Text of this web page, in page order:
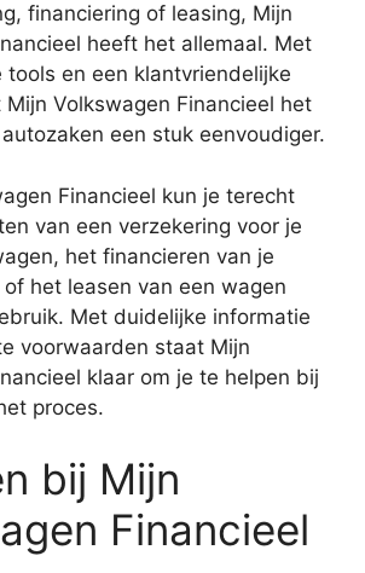
financiering of leasing, Mijn
heeft het allemaal. Met
tools en een klantvriendelijke
Volkswagen Financieel het
een stuk eenvoudiger.
Financieel kun je terecht
van een verzekering voor je
het financieren van je
het leasen van een wagen
Met duidelijke informatie
voorwaarden staat Mijn
klaar om je te helpen bij
proces.
bij Mijn
Financieel